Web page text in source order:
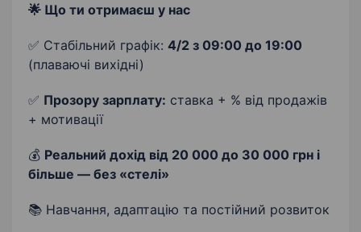
🌟 Що ти отримаєш у нас
✅ Стабільний графік: 4/2 з 09:00 до 19:00
(плаваючі вихідні)
✅ Прозору зарплату: ставка + % від продажів
+ мотивації
💰 Реальний дохід від 20 000 до 30 000 грн і
більше — без «стелі»
📚 Навчання, адаптацію та постійний розвиток